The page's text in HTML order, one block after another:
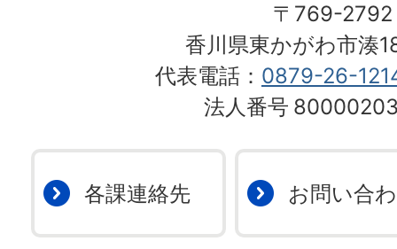
〒769-2792
香川県東かがわ市湊
代表電話： 0879-26-
法人番号
各課連絡先 お問い合